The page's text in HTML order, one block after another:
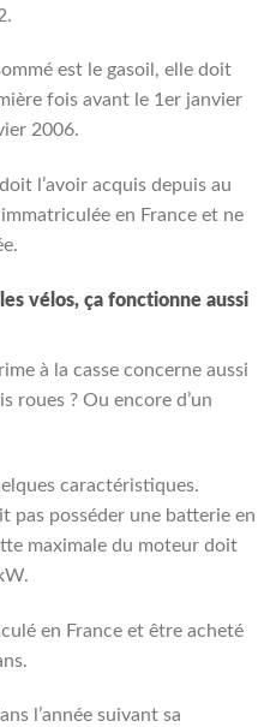
est le gasoil, elle doit
fois avant le 1er janvier
2006.
l’avoir acquis depuis au
en France et ne
vélos, ça fonctionne aussi
à la casse concerne aussi
roues ? Ou encore d’un
caractéristiques.
pas posséder une batterie en
maximale du moteur doit
en France et être acheté
l’année suivant sa